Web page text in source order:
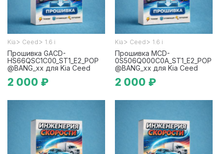
Kia > Ceed > 1.6 i
Прошивка GACD-
HS66QSC1C00_ST1_E2_POP
@BANG_xx для Kia Ceed
2 000 ₽
Kia > Ceed > 1.6 i
Прошивка MCD-
0S506Q000C0A_ST1_E2_POP
@BANG_xx для Kia Ceed
2 000 ₽